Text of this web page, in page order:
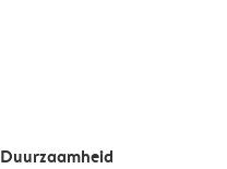
Duurzaamheid